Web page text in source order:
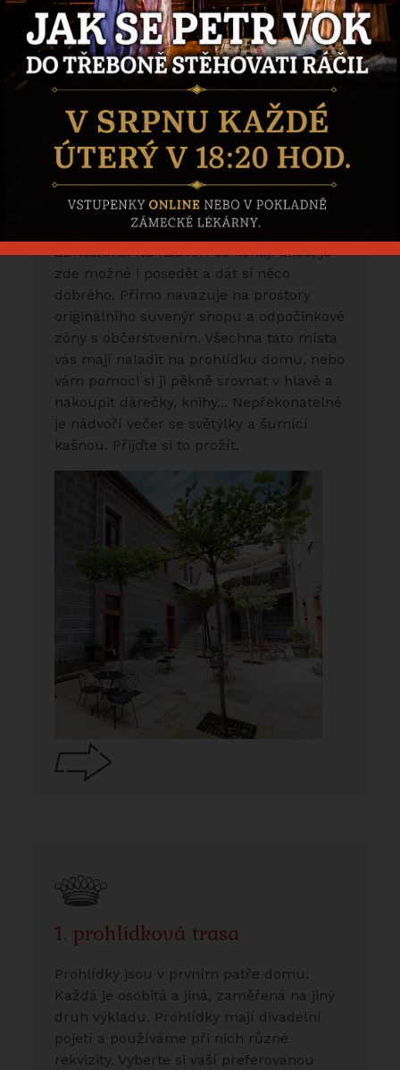
Výstava
Leonardo
Zlatem
protkáno
shop
Nádvoří a přízemí
Nejkrásnější je u nás nádvoří a to v každé
roční době. Platany vytváří krásný stín v
létě, nebo barevný koberec na podzim. I
zasněžené stolky mají svojí zimní
atmosféru. Na nádvoří se konají akce, je
zde možné i posedět a dát si něco
dobrého. Přímo navazuje na prostory
originálního suvenýr shopu a odpočinkové
zóny s občerstvením. Všechna tato místa
vás mají naladit na prohlídku domu, nebo
vám pomoci si ji pěkně srovnat v hlavě a
nakoupit dárečky, knihy... Nepřekonatelné
je nádvoří večer se světýlky a šumící
kašnou. Přijďte si to prožít.
1. prohlídková trasa
Prohlídky jsou v prvním patře domu.
Každá je osobitá a jiná, zaměřená na jiný
druh výkladu. Prohlídky mají divadelní
pojetí a používáme při nich různé
rekvizity. Vyberte si vaší preferovanou